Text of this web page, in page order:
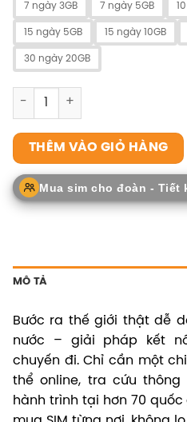
7 ngày 3GB 7 ngày 5GB
15 ngày 5GB 15 ngày 10GB
30 ngày 20GB
SIM toàn cầu 77 nước số lượng
THÊM VÀO GIỎ HÀNG
Mua sim cho đoàn - Tiết
MÔ TẢ
Bước ra thế giới thật dễ
nước – giải pháp kết
chuyến đi. Chỉ cần một
thể online, tra cứu
hành trình tại hơn 70